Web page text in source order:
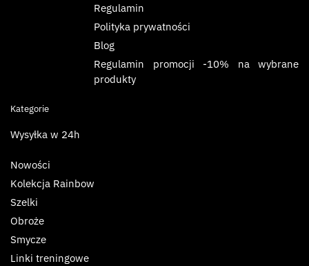
Regulamin
Polityka prywatności
Blog
Regulamin promocji -10% na wybrane
produkty
Kategorie
Wysyłka w 24h
Nowości
Kolekcja Rainbow
Szelki
Obroże
Smycze
Linki treningowe